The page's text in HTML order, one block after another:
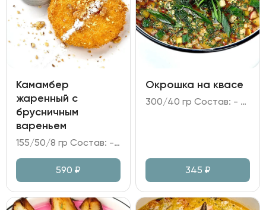
Камамбер
жаренный с
брусничным
вареньем
155/50/8 гр Состав: - сыр Камамбер в панировке; - варенье брусничное; - грецкий орех, мята, сахарная пудра.
590 ₽
Окрошка на квасе
300/40 гр Состав: - квас; - ветчина куриная; - редис; огурец; яйцо куриное; хрен; горчица; лук зелёный; зелень.
345 ₽